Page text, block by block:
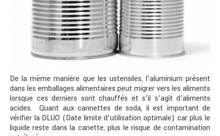
De la même manière que les ustensiles, l’aluminium présent
dans les emballages alimentaires peut migrer vers les aliments
lorsque ces derniers sont chauffés et s’il s’agit d’aliments
acides. Quant aux cannettes de soda, il est important de
vérifier la DLUO (Date limite d’utilisation optimale) car plus le
liquide reste dans la canette, plus le risque de contamination